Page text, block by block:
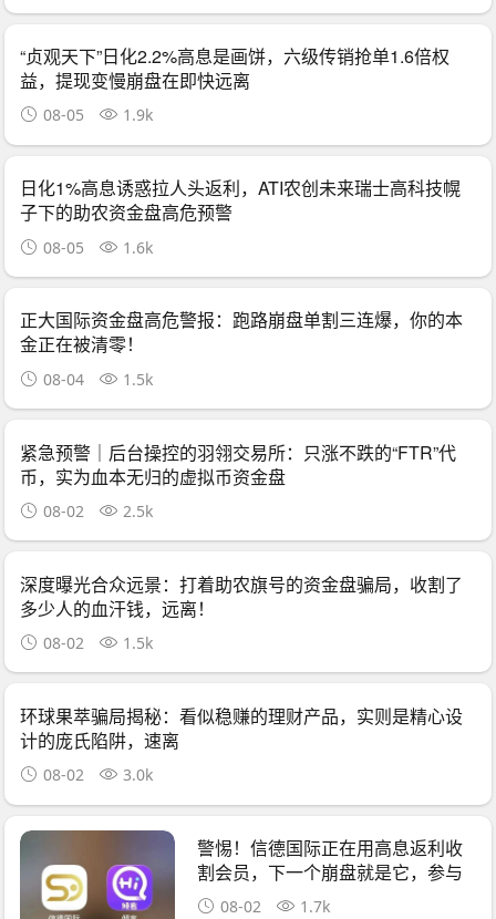
“贞观天下”日化2.2%高息是画饼，六级传销抢单1.6倍权
益，提现变慢崩盘在即快远离
08-05 1.9k
日化1%高息诱惑拉人头返利，ATI农创未来瑞士高科技幌
子下的助农资金盘高危预警
08-05 1.6k
正大国际资金盘高危警报：跑路崩盘单割三连爆，你的本
金正在被清零！
08-04 1.5k
紧急预警｜后台操控的羽翎交易所：只涨不跌的“FTR”代
币，实为血本无归的虚拟币资金盘
08-02 2.5k
深度曝光合众远景：打着助农旗号的资金盘骗局，收割了
多少人的血汗钱，远离！
08-02 1.5k
环球果萃骗局揭秘：看似稳赚的理财产品，实则是精心设
计的庞氏陷阱，速离
08-02 3.0k
警惕！信德国际正在用高息返利收
割会员，下一个崩盘就是它，参与
者快跑
08-02 1.7k